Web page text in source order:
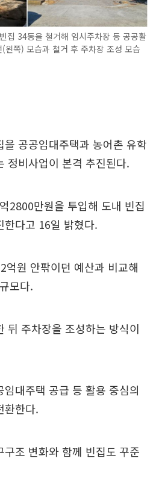
집 34동을 철거해 임시주차장 등 공공활
왼쪽) 모습과 철거 후 주차장 조성 모습
공공임대주택과 농어촌 유학
정비사업이 본격 추진된다.
2800만원을 투입해 도내 빈집
한다고 16일 밝혔다.
억원 안팎이던 예산과 비교해
모다.
뒤 주차장을 조성하는 방식이
대주택 공급 등 활용 중심의
환한다.
구조 변화와 함께 빈집도 꾸준